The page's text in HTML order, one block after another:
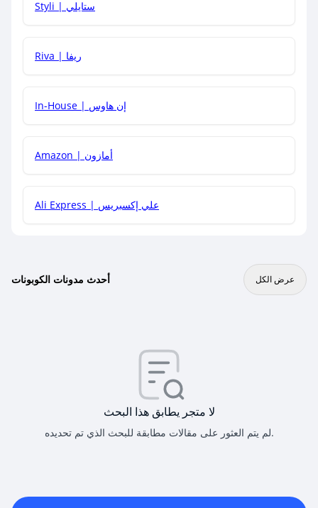
هل يمكنني جمع كود خصم مع العروض الأخرى؟
Styli | ستايلي
Riva | ريفا
In-House | إن هاوس
Amazon | أمازون
Ali Express | علي إكسبريس
أحدث مدونات الكوبونات عرض الكل
لا متجر يطابق هذا البحث
لم يتم العثور على مقالات مطابقة للبحث الذي تم تحديده.